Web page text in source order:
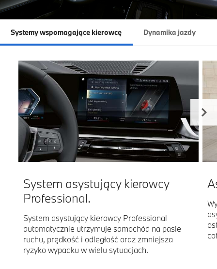
Systemy wspomagające kierowcę Dynamika jazdy
System asystujący kierowcy
Professional.
System asystujący kierowcy Professional
automatycznie utrzymuje samochód na pasie
ruchu, prędkość i odległość oraz zmniejsza
ryzyko wypadku w wielu sytuacjach.